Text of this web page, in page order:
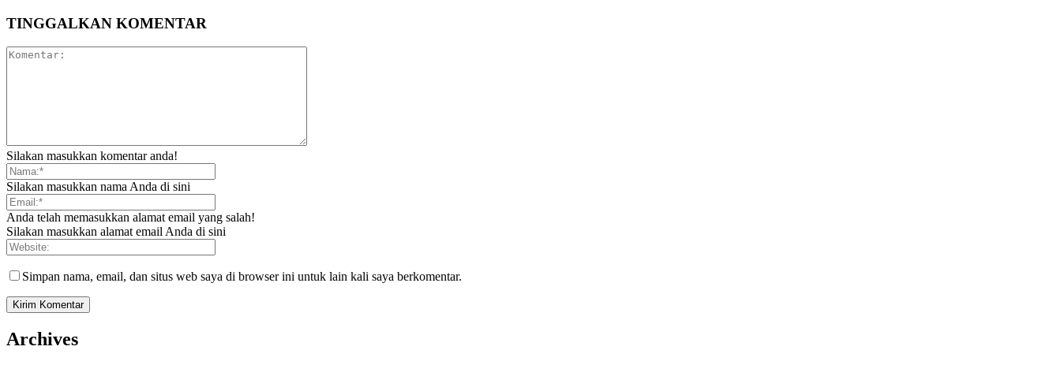
TINGGALKAN KOMENTAR
Silakan masukkan komentar anda!
Silakan masukkan nama Anda di sini
Anda telah memasukkan alamat email yang salah!
Silakan masukkan alamat email Anda di sini
Simpan nama, email, dan situs web saya di browser ini untuk lain kali saya berkomentar.
Archives